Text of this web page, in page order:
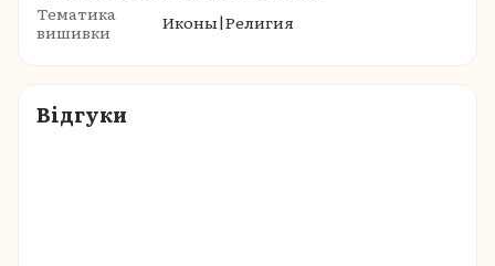
Тематика
вишивки
Иконы|Религия
Відгуки